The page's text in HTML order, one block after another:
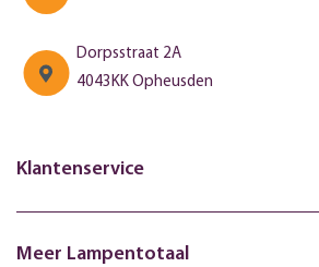
Dorpsstraat 2A
4043KK Opheusden
Klantenservice
Meer Lampentotaal